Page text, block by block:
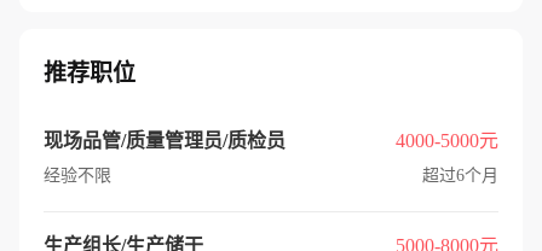
推荐职位
现场品管/质量管理员/质检员 4000-5000元
经验不限 超过6个月
生产组长/生产储干 5000-8000元